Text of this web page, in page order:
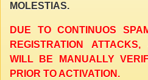
MOLESTIAS.
DUE TO CONTINUOS
REGISTRATION
WILL BE MANUALLY
PRIOR TO ACTIVATION.